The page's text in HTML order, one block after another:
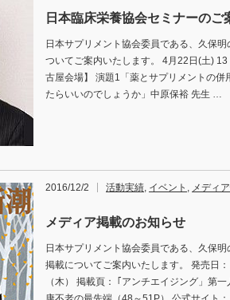
日本臨床栄養協会セミナーのご
日本サプリメント協会委員である、久保明
ついてご案内いたします。 4月22日(土) 13
古屋会場】 演題1「薬とサプリメントの併
たらいいのでしょうか」中原保裕 先生 …
2016/12/2 活動実績, イベント , メディ
メディア掲載のお知らせ
日本サプリメント協会委員である、久保
掲載についてご案内いたします。 発売日
（木） 掲載頁： ｢アンチエイジング」第